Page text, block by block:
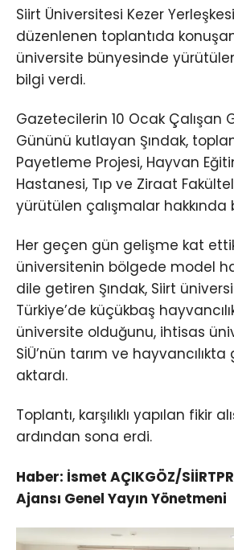
Siirt Üniversitesi Kezer
düzenlenen toplantıda
üniversite bünyesinde
bilgi verdi.
Gazetecilerin 10 Ocak Çalışan
Gününü kutlayan Şındak,
Payetleme Projesi, Hayvan
Hastanesi, Tıp ve Ziraat
yürütülen çalışmalar hakkında
Her geçen gün gelişme kat
üniversitenin bölgede model
dile getiren Şındak, Siirt
Türkiye’de küçükbaş
üniversite olduğunu, ihtisas
SİÜ’nün tarım ve
aktardı.
Toplantı, karşılıklı yapılan fikir
ardından sona erdi.
Haber: İsmet AÇIKGÖZ/
Ajansı Genel Yayın Yönetmeni